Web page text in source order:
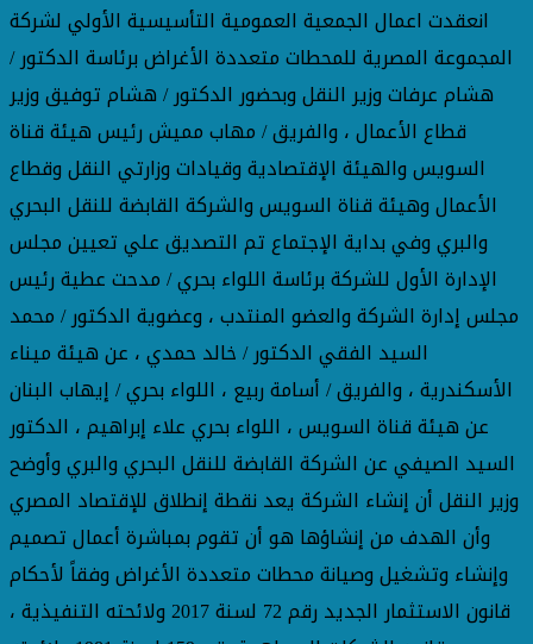
انعقدت اعمال الجمعية العمومية التأسيسية الأولي لشركة
المجموعة المصرية للمحطات متعددة الأغراض برئاسة الدكتور /
هشام عرفات وزير النقل وبحضور الدكتور / هشام توفيق وزير
قطاع الأعمال ، والفريق / مهاب مميش رئيس هيئة قناة
السويس والهيئة الإقتصادية وقيادات وزارتي النقل وقطاع
الأعمال وهيئة قناة السويس والشركة القابضة للنقل البحري
والبري وفي بداية الإجتماع تم التصديق علي تعيين مجلس
الإدارة الأول للشركة برئاسة اللواء بحري / مدحت عطية رئيس
مجلس إدارة الشركة والعضو المنتدب ، وعضوية الدكتور / محمد
السيد الفقي الدكتور / خالد حمدي ، عن هيئة ميناء
الأسكندرية ، والفريق / أسامة ربيع ، اللواء بحري / إيهاب البنان
عن هيئة قناة السويس ، اللواء بحري علاء إبراهيم ، الدكتور
السيد الصيفي عن الشركة القابضة للنقل البحري والبري وأوضح
وزير النقل أن إنشاء الشركة يعد نقطة إنطلاق للإقتصاد المصري
وأن الهدف من إنشاؤها هو أن تقوم بمباشرة أعمال تصميم
وإنشاء وتشغيل وصيانة محطات متعددة الأغراض وفقاً لأحكام
قانون الاستثمار الجديد رقم 72 لسنة 2017 ولائحته التنفيذية ،